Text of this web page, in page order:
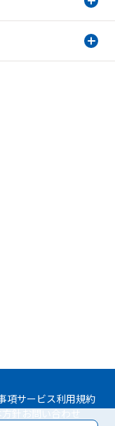
項サービス利用規約
針 お問い合わせ